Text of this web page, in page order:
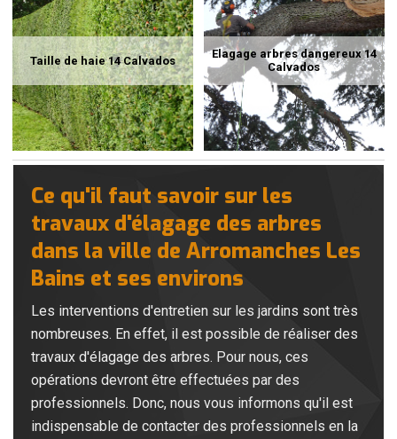
Taille de haie 14 Calvados
Elagage arbres dangereux 14
Calvados
Ce qu'il faut savoir sur les
travaux d'élagage des arbres
dans la ville de Arromanches Les
Bains et ses environs
Les interventions d'entretien sur les jardins sont très
nombreuses. En effet, il est possible de réaliser des
travaux d'élagage des arbres. Pour nous, ces
opérations devront être effectuées par des
professionnels. Donc, nous vous informons qu'il est
indispensable de contacter des professionnels en la